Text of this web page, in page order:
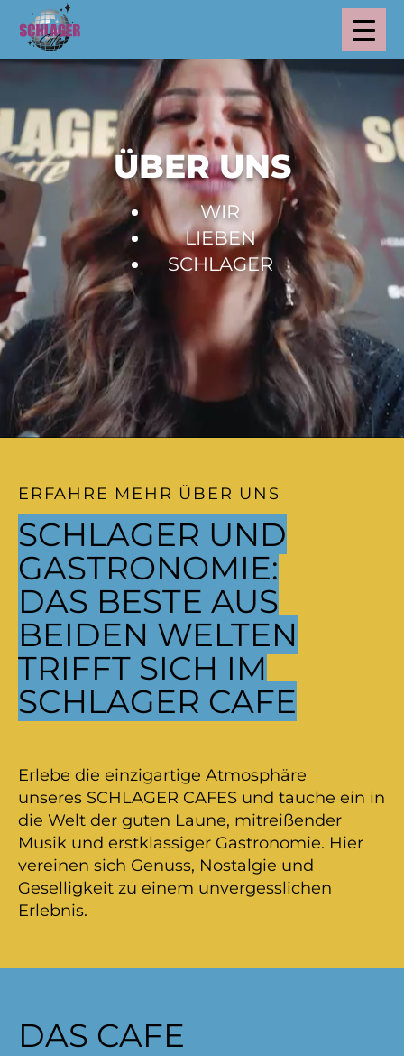
ÜBER UNS
WIR
LIEBEN
SCHLAGER
ERFAHRE MEHR ÜBER UNS
SCHLAGER UND
GASTRONOMIE:
DAS BESTE AUS
BEIDEN WELTEN
TRIFFT SICH IM
SCHLAGER CAFE
Erlebe die einzigartige Atmosphäre
unseres SCHLAGER CAFES und tauche ein in
die Welt der guten Laune, mitreißender
Musik und erstklassiger Gastronomie. Hier
vereinen sich Genuss, Nostalgie und
Geselligkeit zu einem unvergesslichen
Erlebnis.
DAS CAFE